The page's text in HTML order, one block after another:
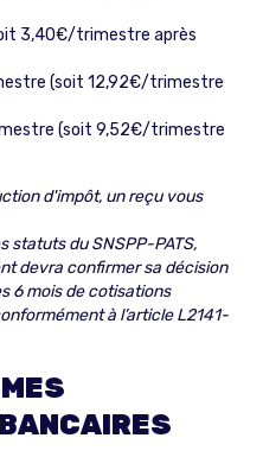
3,40€/trimestre après
(soit 12,92€/trimestre
(soit 9,52€/trimestre
d'impôt, un reçu vous
statuts du SNSPP-PATS,
devra confirmer sa décision
6 mois de cotisations
à l’article L2141-